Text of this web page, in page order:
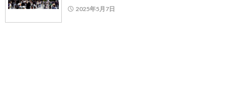
2025年5月7日